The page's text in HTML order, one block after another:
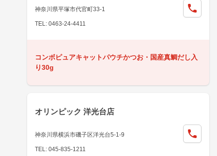
神奈川県平塚市代官町33-1
TEL: 0463-24-4411
コンボピュアキャットパウチかつお・国産真鯛だし入
り30g
オリンピック 洋光台店
神奈川県横浜市磯子区洋光台5-1-9
TEL: 045-835-1211